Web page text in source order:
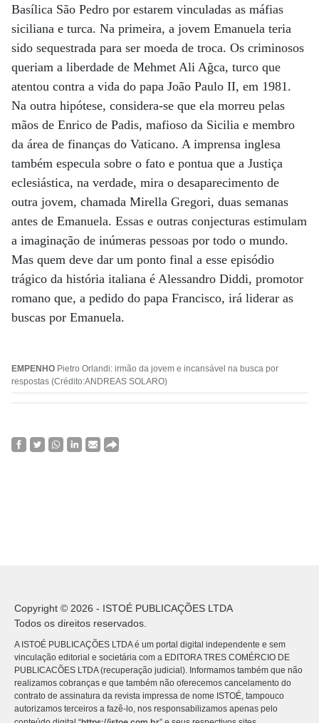
Basílica São Pedro por estarem vinculadas as máfias
siciliana e turca. Na primeira, a jovem Emanuela teria
sido sequestrada para ser moeda de troca. Os criminosos
queriam a liberdade de Mehmet Ali Ağca, turco que
atentou contra a vida do papa João Paulo II, em 1981.
Na outra hipótese, considera-se que ela morreu pelas
mãos de Enrico de Padis, mafioso da Sicilia e membro
da área de finanças do Vaticano. A imprensa inglesa
também especula sobre o fato e pontua que a Justiça
eclesiástica, na verdade, mira o desaparecimento de
outra jovem, chamada Mirella Gregori, duas semanas
antes de Emanuela. Essas e outras conjecturas estimulam
a imaginação de inúmeras pessoas por todo o mundo.
Mas quem deve dar um ponto final a esse episódio
trágico da história italiana é Alessandro Diddi, promotor
romano que, a pedido do papa Francisco, irá liderar as
buscas por Emanuela.
EMPENHO Pietro Orlandi: irmão da jovem e incansável na busca por
respostas (Crédito:ANDREAS SOLARO)
Copyright © 2026 - ISTOÉ PUBLICAÇÕES LTDA
Todos os direitos reservados.
A ISTOÉ PUBLICAÇÕES LTDA é um portal digital independente e sem
vinculação editorial e societária com a EDITORA TRES COMÉRCIO DE
PUBLICACÕES LTDA (recuperação judicial). Informamos também que não
realizamos cobranças e que também não oferecemos cancelamento do
contrato de assinatura da revista impressa de nome ISTOÉ, tampouco
autorizamos terceiros a fazê-lo, nos responsabilizamos apenas pelo